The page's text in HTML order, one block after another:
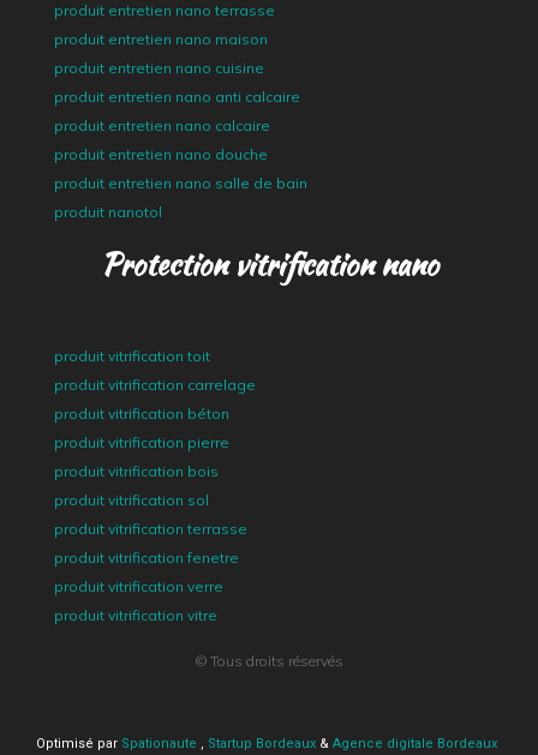
produit entretien nano terrasse
produit entretien nano maison
produit entretien nano cuisine
produit entretien nano anti calcaire
produit entretien nano calcaire
produit entretien nano douche
produit entretien nano salle de bain
produit nanotol
Protection vitrification nano
produit vitrification toit
produit vitrification carrelage
produit vitrification béton
produit vitrification pierre
produit vitrification bois
produit vitrification sol
produit vitrification terrasse
produit vitrification fenetre
produit vitrification verre
produit vitrification vitre
© Tous droits réservés
Optimisé par Spationaute , Startup Bordeaux & Agence digitale Bordeaux